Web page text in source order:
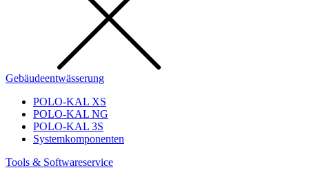
Gebäudeentwässerung
POLO-KAL XS
POLO-KAL NG
POLO-KAL 3S
Systemkomponenten
Tools & Softwareservice